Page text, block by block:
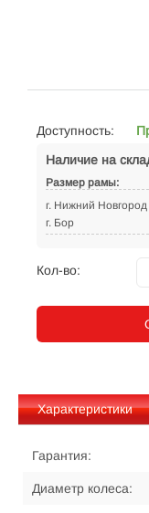
Доступность:
Наличие на
Размер рамы:
г. Нижний Новгород
г. Бор
Кол-во:
Характеристики
Гарантия:
Диаметр колеса: